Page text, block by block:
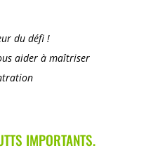
du défi !
aider à maîtriser
IMPORTANTS.